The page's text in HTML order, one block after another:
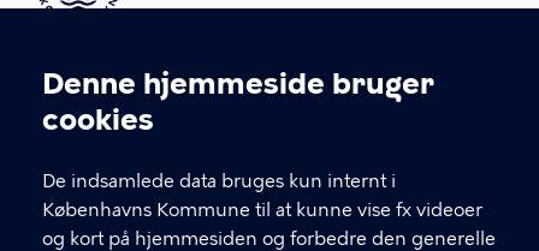
Cookieindstillinger
Denne hjemmeside bruger
cookies
De indsamlede data bruges kun internt i
Københavns Kommune til at kunne vise fx videoer
og kort på hjemmesiden og forbedre den generelle
Kontakt Københavns Kommune
T
fFind andre kontakter her
CVR-nummer64942212